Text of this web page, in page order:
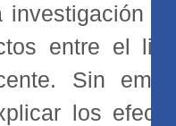
investigación
entre el
Sin
los